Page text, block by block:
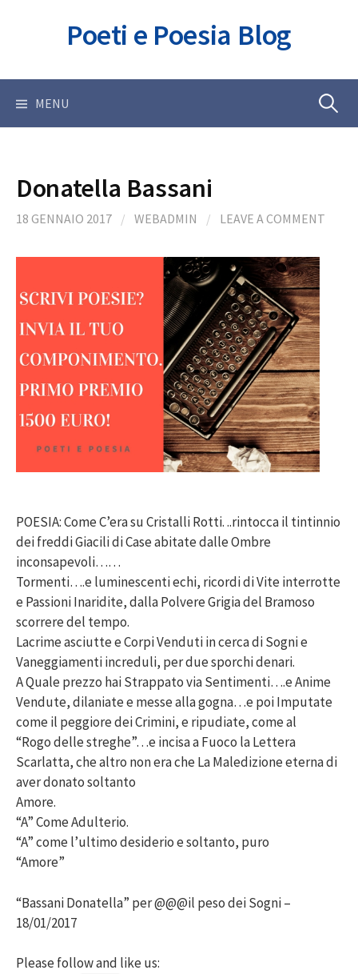
Poeti e Poesia Blog
MENU Ricerca
Donatella Bassani
18 GENNAIO 2017 / WEBADMIN / LEAVE A COMMENT
POESIA: Come C’era su Cristalli Rotti. ..rintocca il tintinnio
dei freddi Giacili di Case abitate dalle Ombre
inconsapevoli……
Tormenti….e luminescenti echi, ricordi di Vite interrotte
e Passioni Inaridite, dalla Polvere Grigia del Bramoso
scorrere del tempo.
Lacrime asciutte e Corpi Venduti in cerca di Sogni e
Vaneggiamenti increduli, per due sporchi denari.
A Quale prezzo hai Strappato via Sentimenti….e Anime
Vendute, dilaniate e messe alla gogna…e poi Imputate
come il peggiore dei Crimini, e ripudiate, come al
“Rogo delle streghe”…e incisa a Fuoco la Lettera
Scarlatta, che altro non era che La Maledizione eterna di
aver donato soltanto
Amore.
“A” Come Adulterio.
“A” come l’ultimo desiderio e soltanto, puro
“Amore”
“Bassani Donatella” per @@@il peso dei Sogni –
18/01/2017
Please follow and like us: